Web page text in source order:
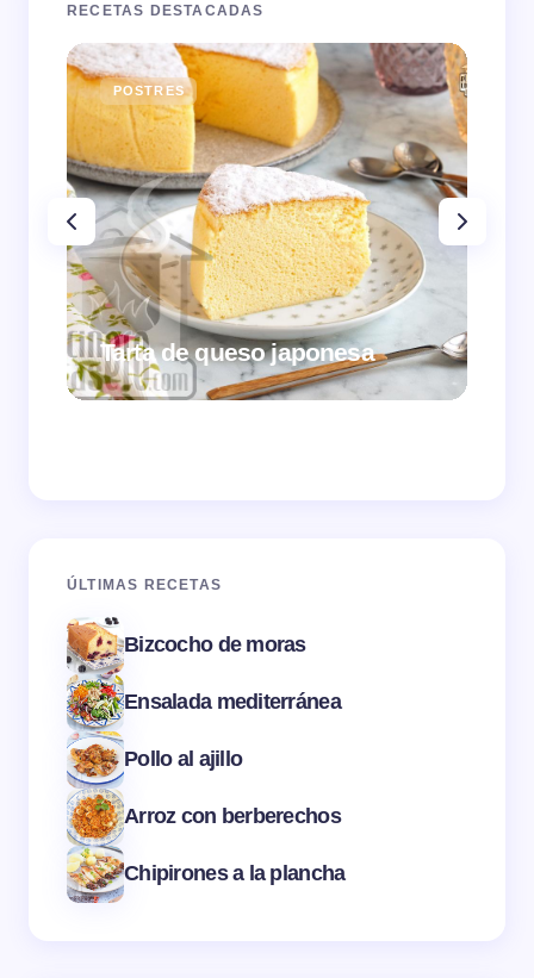
RECETAS DESTACADAS
POSTRES
Tarta de queso japonesa
ÚLTIMAS RECETAS
Bizcocho de moras
Ensalada mediterránea
Pollo al ajillo
Arroz con berberechos
Chipirones a la plancha